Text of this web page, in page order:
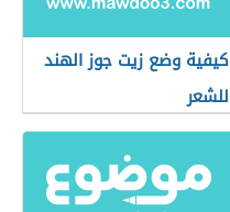
كيفية وضع زيت جوز الهند
للشعر